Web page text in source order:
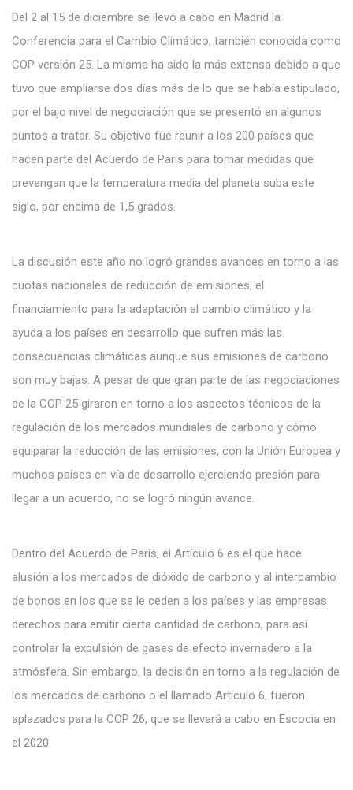
Del 2 al 15 de diciembre se llevó a cabo en Madrid la
Conferencia para el Cambio Climático, también conocida como
COP versión 25. La misma ha sido la más extensa debido a que
tuvo que ampliarse dos días más de lo que se había estipulado,
por el bajo nivel de negociación que se presentó en algunos
puntos a tratar. Su objetivo fue reunir a los 200 países que
hacen parte del Acuerdo de París para tomar medidas que
prevengan que la temperatura media del planeta suba este
siglo, por encima de 1,5 grados.
La discusión este año no logró grandes avances en torno a las
cuotas nacionales de reducción de emisiones, el
financiamiento para la adaptación al cambio climático y la
ayuda a los países en desarrollo que sufren más las
consecuencias climáticas aunque sus emisiones de carbono
son muy bajas. A pesar de que gran parte de las negociaciones
de la COP 25 giraron en torno a los aspectos técnicos de la
regulación de los mercados mundiales de carbono y cómo
equiparar la reducción de las emisiones, con la Unión Europea y
muchos países en vía de desarrollo ejerciendo presión para
llegar a un acuerdo, no se logró ningún avance.
Dentro del Acuerdo de París, el Artículo 6 es el que hace
alusión a los mercados de dióxido de carbono y al intercambio
de bonos en los que se le ceden a los países y las empresas
derechos para emitir cierta cantidad de carbono, para así
controlar la expulsión de gases de efecto invernadero a la
atmósfera. Sin embargo, la decisión en torno a la regulación de
los mercados de carbono o el llamado Artículo 6, fueron
aplazados para la COP 26, que se llevará a cabo en Escocia en
el 2020.